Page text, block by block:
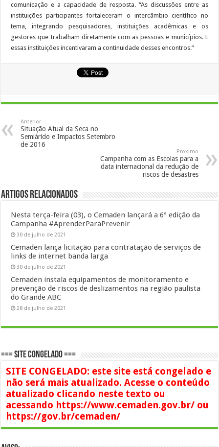
comunicação e a capacidade de resposta. “As discussões entre as
instituições participantes fortaleceram o intercâmbio científico no
tema, integrando pesquisadores, instituições acadêmicas e os
gestores que trabalham diretamente com as pessoas e municípios. E
essas instituições incentivaram a continuidade desses encontros.”
Anterior
Situação Atual da Seca no
Semiárido e Impactos Setembro
de 2016
Proximo
Campanha com as Escolas para a
data internacional da redução de
riscos de desastres
Artigos Relacionados
Nesta terça-feira (03), o Cemaden lançará a 6ª edição da
Campanha #AprenderParaPrevenir
30 de julho de 2021
Cemaden lança licitação para contratação de serviços de
links de internet banda larga
30 de julho de 2021
Cemaden instala equipamentos de monitoramento e
prevenção de riscos de deslizamentos na região paulista
do Grande ABC
28 de julho de 2021
=== SITE CONGELADO ===
SITE CONGELADO: este site está congelado e
não será mais atualizado. Acesse o conteúdo
atualizado clicando neste texto ou
acessando https://www.cemaden.gov.br/ ou
https://gov.br/cemaden/